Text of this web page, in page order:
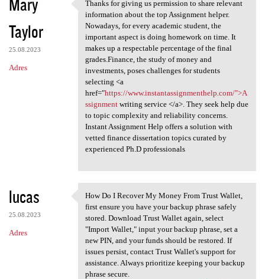
Taylor
25.08.2023
Adres
Thanks for giving us
Thanks for giving us permission to share relevant
information about the top Assignment helper.
Nowadays, for every academic student, the
important aspect is doing homework on time. It
makes up a respectable percentage of the final
grades.Finance, the study of money and
investments, poses challenges for students
selecting <a
href="https://www.instantassignmenthelp.com/">A
ssignmentwriting service </a>. They seek help due
to topic complexity and reliability concerns.
Instant Assignment Help offers a solution with
vetted finance dissertation topics curated by
experienced Ph.D professionals
lucas
25.08.2023
Adres
How Do I Recover My Money
How Do I Recover My Money From Trust Wallet,
first ensure you have your backup phrase safely
stored. Download Trust Wallet again, select
"Import Wallet," input your backup phrase, set a
new PIN, and your funds should be restored. If
issues persist, contact Trust Wallet's support for
assistance. Always prioritize keeping your backup
phrase secure.